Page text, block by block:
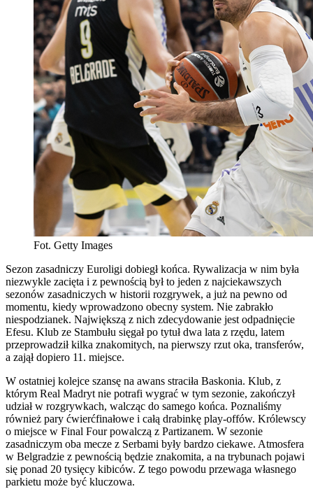
Fot. Getty Images
Sezon zasadniczy Euroligi dobiegł końca. Rywalizacja w nim była
niezwykle zacięta i z pewnością był to jeden z najciekawszych
sezonów zasadniczych w historii rozgrywek, a już na pewno od
momentu, kiedy wprowadzono obecny system. Nie zabrakło
niespodzianek. Największą z nich zdecydowanie jest odpadnięcie
Efesu. Klub ze Stambułu sięgał po tytuł dwa lata z rzędu, latem
przeprowadził kilka znakomitych, na pierwszy rzut oka, transferów,
a zajął dopiero 11. miejsce.
W ostatniej kolejce szansę na awans straciła Baskonia. Klub, z
którym Real Madryt nie potrafi wygrać w tym sezonie, zakończył
udział w rozgrywkach, walcząc do samego końca. Poznaliśmy
również pary ćwierćfinałowe i całą drabinkę play-offów. Królewscy
o miejsce w Final Four powalczą z Partizanem. W sezonie
zasadniczym oba mecze z Serbami były bardzo ciekawe. Atmosfera
w Belgradzie z pewnością będzie znakomita, a na trybunach pojawi
się ponad 20 tysięcy kibiców. Z tego powodu przewaga własnego
parkietu może być kluczowa.